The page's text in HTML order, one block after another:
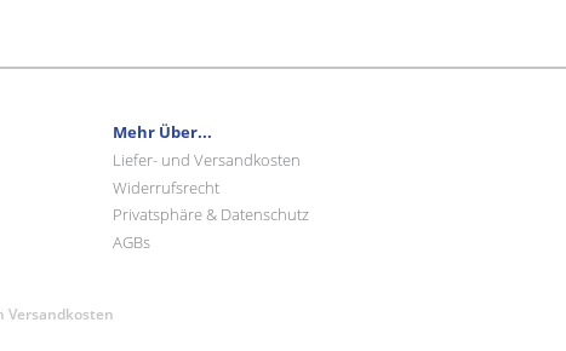
Mehr Über...
Liefer- und Versandkosten
Widerrufsrecht
Privatsphäre & Datenschutz
AGBs
Versandkosten